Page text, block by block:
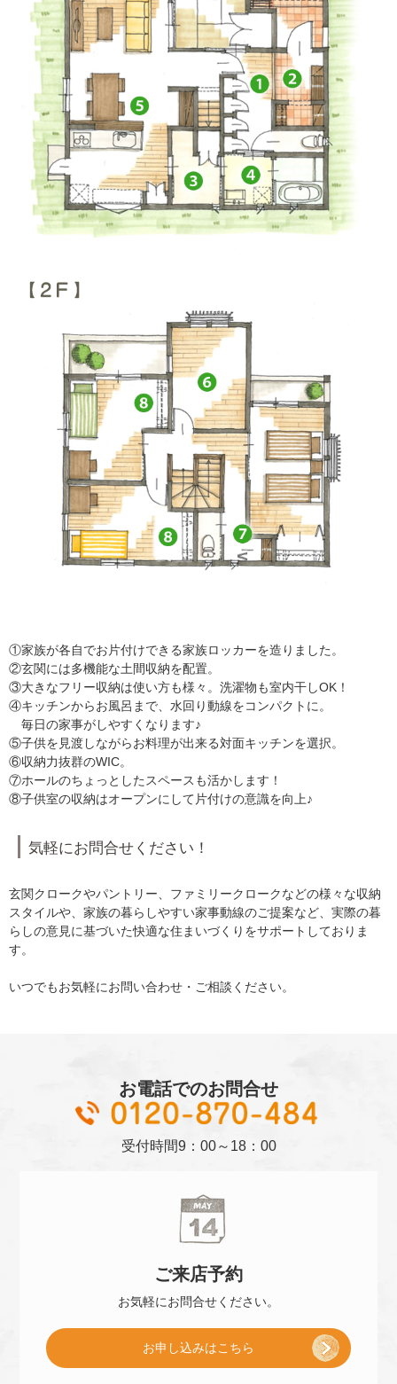
①家族が各自でお片付けできる家族ロッカーを造りました。
②玄関には多機能な土間収納を配置。
③大きなフリー収納は使い方も様々。洗濯物も室内干しOK！
④キッチンからお風呂まで、水回り動線をコンパクトに。
毎日の家事がしやすくなります♪
⑤子供を見渡しながらお料理が出来る対面キッチンを選択。
⑥収納力抜群のWIC。
⑦ホールのちょっとしたスペースも活かします！
⑧子供室の収納はオープンにして片付けの意識を向上♪
気軽にお問合せください！
玄関クロークやパントリー、ファミリークロークなどの様々な収納
スタイルや、家族の暮らしやすい家事動線のご提案など、実際の暮
らしの意見に基づいた快適な住まいづくりをサポートしておりま
す。
いつでもお気軽にお問い合わせ・ご相談ください。
お電話でのお問合せ
受付時間9：00～18：00
ご来店予約
お気軽にお問合せください。
お申し込みはこちら